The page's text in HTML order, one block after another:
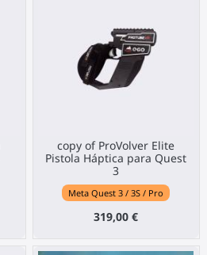
copy of ProVolver Elite
Pistola Háptica para Quest
3
Meta Quest 3 / 3S / Pro
319,00 €